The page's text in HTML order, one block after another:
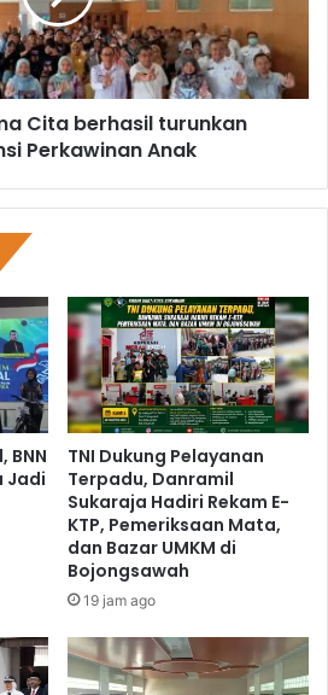
Cita berhasil turunkan
Perkawinan Anak
BNN
Jadi
TNI Dukung Pelayanan
Terpadu, Danramil
Sukaraja Hadiri Rekam E-
KTP, Pemeriksaan Mata,
dan Bazar UMKM di
Bojongsawah
19 jam ago